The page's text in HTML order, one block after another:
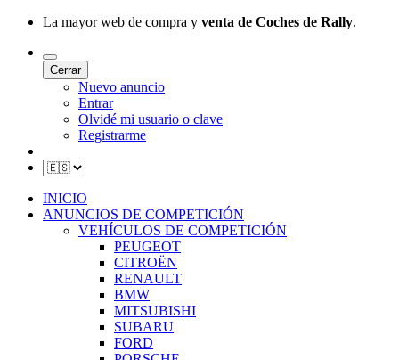
La mayor web de compra y venta de Coches de Rally.
Cerrar
Nuevo anuncio
Entrar
Olvidé mi usuario o clave
Registrarme
INICIO
ANUNCIOS DE COMPETICIÓN
VEHÍCULOS DE COMPETICIÓN
PEUGEOT
CITROËN
RENAULT
BMW
MITSUBISHI
SUBARU
FORD